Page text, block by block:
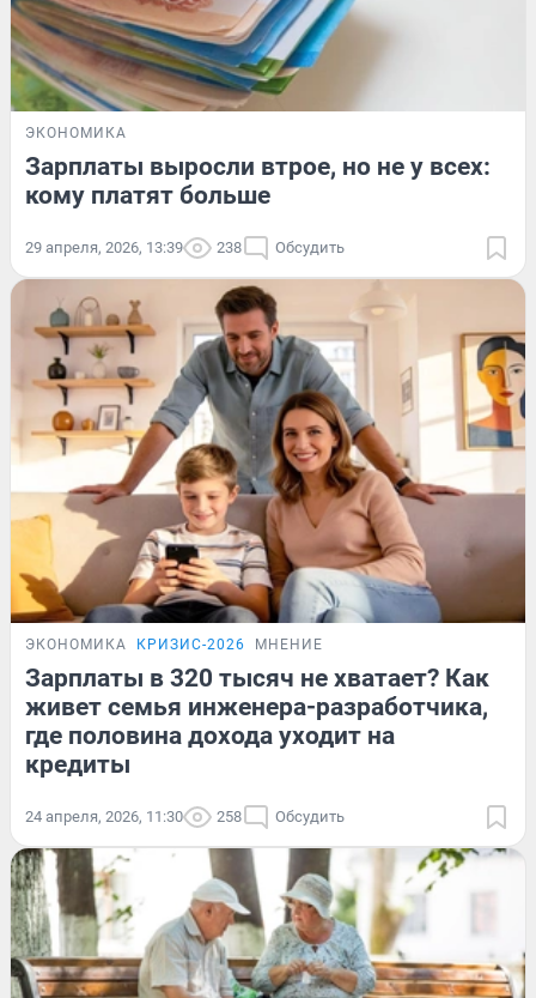
ЭКОНОМИКА
Зарплаты выросли втрое, но не у всех:
кому платят больше
29 апреля, 2026, 13:39 238 Обсудить
ЭКОНОМИКА КРИЗИС-2026 МНЕНИЕ
Зарплаты в 320 тысяч не хватает? Как
живет семья инженера-разработчика,
где половина дохода уходит на
кредиты
24 апреля, 2026, 11:30 258 Обсудить